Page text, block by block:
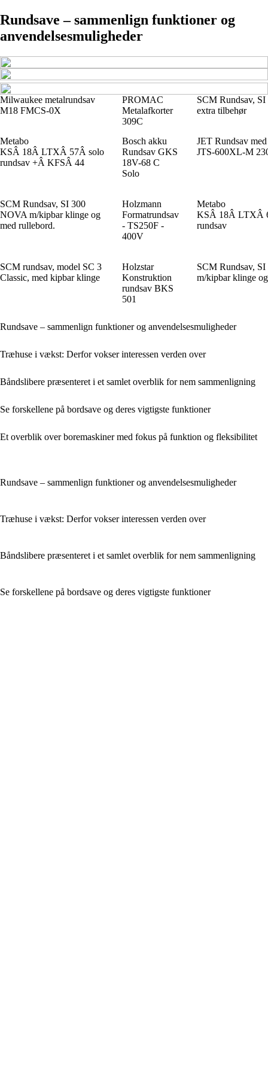
Rundsave – sammenlign funktioner og
anvendelsesmuligheder
Milwaukee metalrundsav
M18 FMCS-0X
PROMAC
Metalafkorter
309C
SCM Rundsav,
extra tilbehør
Metabo
KSÂ 18Â LTXÂ 57Â solo
rundsav +Â KFSÂ 44
Bosch akku
Rundsav GKS
18V-68 C
Solo
JET Rundsav
JTS-600XL-M
SCM Rundsav, SI 300
NOVA m/kipbar klinge og
med rullebord.
Holzmann
Formatrundsav
- TS250F -
400V
Metabo
KSÂ 18Â LTXÂ
rundsav
SCM rundsav, model SC 3
Classic, med kipbar klinge
Holzstar
Konstruktion
rundsav BKS
501
SCM Rundsav,
m/kipbar klinge
Rundsave – sammenlign funktioner og anvendelsesmuligheder
Træhuse i vækst: Derfor vokser interessen verden over
Båndslibere præsenteret i et samlet overblik for nem sammenligning
Se forskellene på bordsave og deres vigtigste funktioner
Et overblik over boremaskiner med fokus på funktion og fleksibilitet
Rundsave – sammenlign funktioner og anvendelsesmuligheder
Træhuse i vækst: Derfor vokser interessen verden over
Båndslibere præsenteret i et samlet overblik for nem sammenligning
Se forskellene på bordsave og deres vigtigste funktioner